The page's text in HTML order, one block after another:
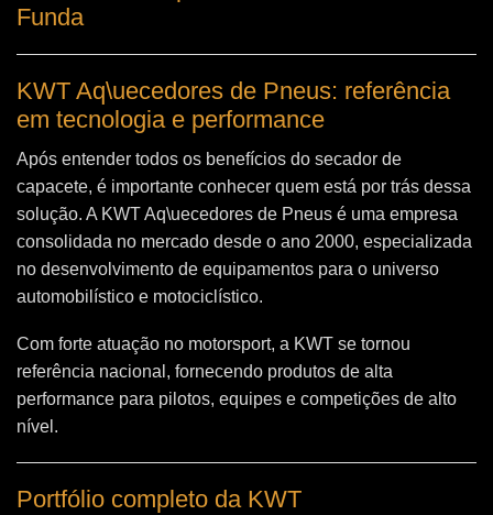
Funda
KWT Aq\uecedores de Pneus: referência
em tecnologia e performance
Após entender todos os benefícios do secador de
capacete, é importante conhecer quem está por trás dessa
solução. A KWT Aq\uecedores de Pneus é uma empresa
consolidada no mercado desde o ano 2000, especializada
no desenvolvimento de equipamentos para o universo
automobilístico e motociclístico.
Com forte atuação no motorsport, a KWT se tornou
referência nacional, fornecendo produtos de alta
performance para pilotos, equipes e competições de alto
nível.
Portfólio completo da KWT